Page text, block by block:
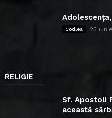
Codlea 25
RELIGIE
Sf. Apostoli
această